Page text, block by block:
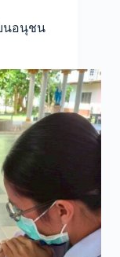
นอนุชน